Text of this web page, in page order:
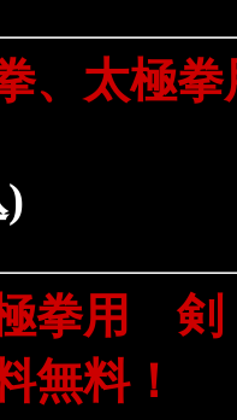
、太極
拳用
無料！